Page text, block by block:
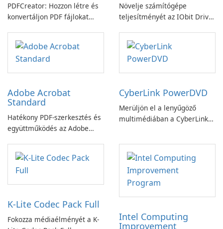
PDFCreator: Hozzon létre és
konvertáljon PDF fájlokat
Növelje számítógépe
teljesítményét az IObit Driver
Adobe Acrobat
Standard
Hatékony PDF-szerkesztés és
együttműködés az Adobe
alkalmazással.
CyberLink PowerDVD
Merüljön el a lenyűgöző
multimédiában a CyberLink
K-Lite Codec Pack Full
Fokozza médiaélményét a K-
Intel Computing
Improvement